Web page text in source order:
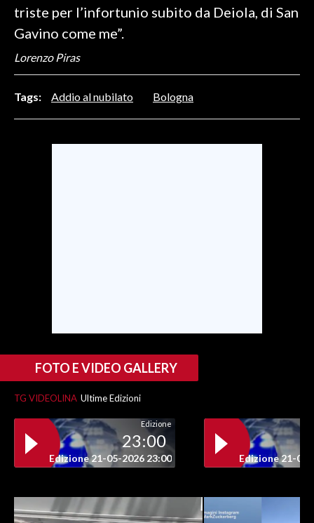
SALUTE
SARDI NEL MONDO
NOTIZIE
EVENTI
SPIAGGE
STORE
triste per l’infortunio subito da Deiola, di San
Gavino come me”.
Lorenzo Piras
Tags: Addio al nubilato Bologna
FOTO E VIDEO GALLERY
TG VIDEOLINA Ultime Edizioni
Edizione
23:00
Edizione 21-05-2026 23:00 Edizione 21-05-